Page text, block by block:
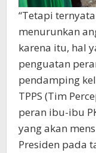
“Tetapi
menurunkan
karena itu, hal
penguatan
pendamping
TPPS (Tim
peran ibu-ibu
yang akan
Presiden pada